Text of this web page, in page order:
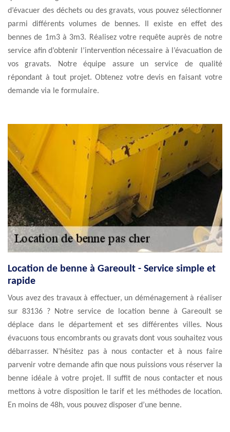
d’évacuer des déchets ou des gravats, vous pouvez sélectionner
parmi différents volumes de bennes. Il existe en effet des
bennes de 1m3 à 3m3. Réalisez votre requête auprès de notre
service afin d’obtenir l’intervention nécessaire à l’évacuation de
vos gravats. Notre équipe assure un service de qualité
répondant à tout projet. Obtenez votre devis en faisant votre
demande via le formulaire.
Location de benne à Gareoult - Service simple et
rapide
Vous avez des travaux à effectuer, un déménagement à réaliser
sur 83136 ? Notre service de location benne à Gareoult se
déplace dans le département et ses différentes villes. Nous
évacuons tous encombrants ou gravats dont vous souhaitez vous
débarrasser. N’hésitez pas à nous contacter et à nous faire
parvenir votre demande afin que nous puissions vous réserver la
benne idéale à votre projet. Il suffit de nous contacter et nous
mettons à votre disposition le tarif et les méthodes de location.
En moins de 48h, vous pouvez disposer d’une benne.